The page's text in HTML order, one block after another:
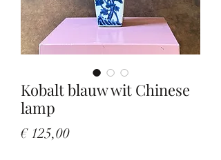
Kobalt blauw wit Chinese
lamp
€ 125,00Prijs